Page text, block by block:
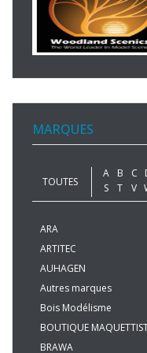
MARQUES
TOUTES
A B C
S
T V
ARA
ARTITEC
AUHAGEN
Autres marques
Bois Modélisme
BOUTIQUE
BRAWA